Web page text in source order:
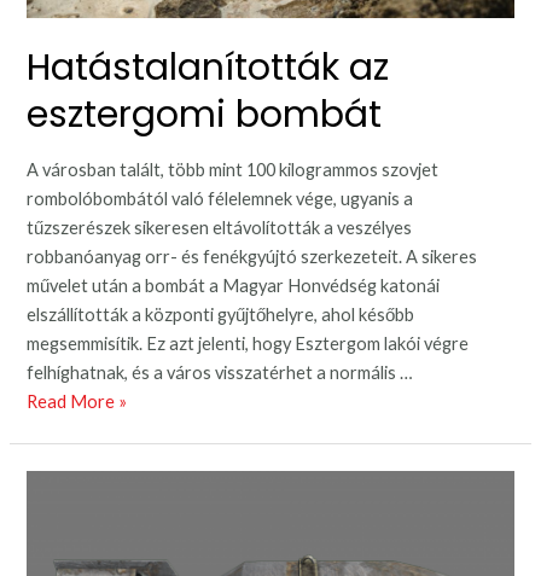
Hatástalanították az
esztergomi bombát
A városban talált, több mint 100 kilogrammos szovjet
rombolóbombától való félelemnek vége, ugyanis a
tűzszerészek sikeresen eltávolították a veszélyes
robbanóanyag orr- és fenékgyújtó szerkezeteit. A sikeres
művelet után a bombát a Magyar Honvédség katonái
elszállították a központi gyűjtőhelyre, ahol később
megsemmisítik. Ez azt jelenti, hogy Esztergom lakói végre
felhíghatnak, és a város visszatérhet a normális …
Hatástalanították
Read More »